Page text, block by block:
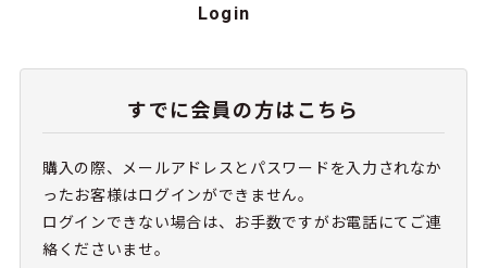
Login
すでに会員の方はこちら
購入の際、メールアドレスとパスワードを入力されなか
ったお客様はログインができません。
ログインできない場合は、お手数ですがお電話にてご連
絡くださいませ。